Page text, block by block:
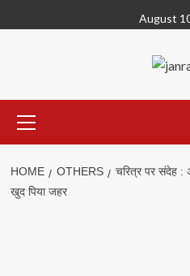
to
August
Menu
HOME OTHERS
चरित्र पर संदेह :
खुद पिया जहर